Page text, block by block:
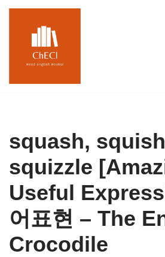
squash,
squizzle
Useful
어표현 – The
Crocodile